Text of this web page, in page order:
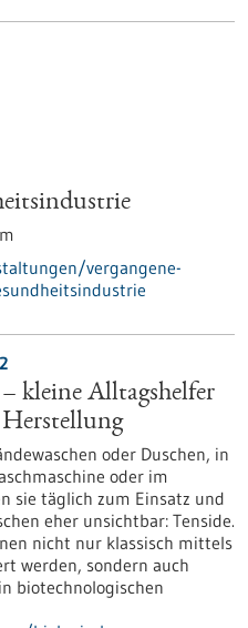
vergangene-
kleine Alltagshelfer
oder Duschen, in
oder im
sie täglich zum Einsatz und
eher unsichtbar: Tenside.
nicht nur klassisch mittels
werden, sondern auch
biotechnologischen